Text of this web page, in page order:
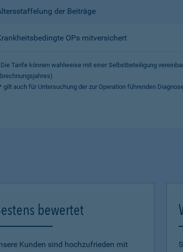
der Beiträge
OPs mitversichert
Tarife können wahlweise mit einer Selbstbeteiligung
gilt auch für Untersuchung der zur Operation führenden
bewertet
Kunden sind hochzufrieden mit